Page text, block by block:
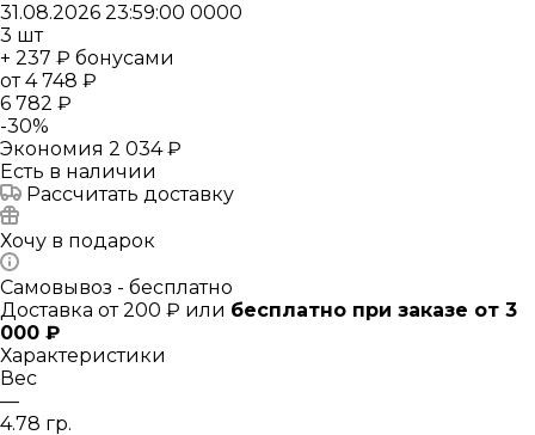
31.08.2026 23:59:00 0000
3 шт
+ 237 ₽ бонусами
от4 748 ₽
6 782 ₽
-30%
Экономия 2 034 ₽
Есть в наличии
Рассчитать доставку
Хочу в подарок
Самовывоз - бесплатно
Доставка от 200 ₽ или бесплатно при заказе от 3
000 ₽
Характеристики
Вес
—
4.78 гр.